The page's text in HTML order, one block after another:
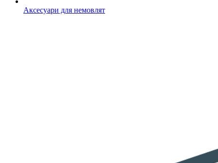
Аксесуари для немовлят